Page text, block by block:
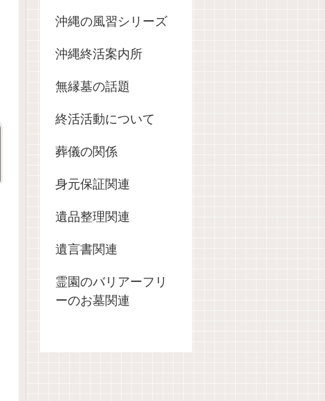
沖縄の風習シリーズ
沖縄終活案内所
無縁墓の話題
終活活動について
葬儀の関係
身元保証関連
遺品整理関連
遺言書関連
霊園のバリアーフリ
ーのお墓関連